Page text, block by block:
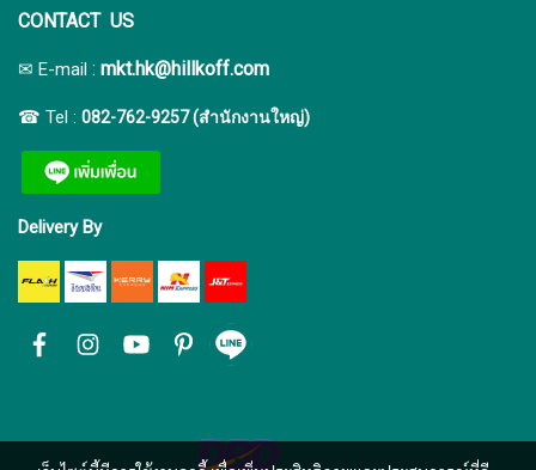
CONTACT US
✉ E-mail : mkt.hk@hillkoff.com
☎ Tel : 082-762-9257 (สำนักงานใหญ่)
Delivery By